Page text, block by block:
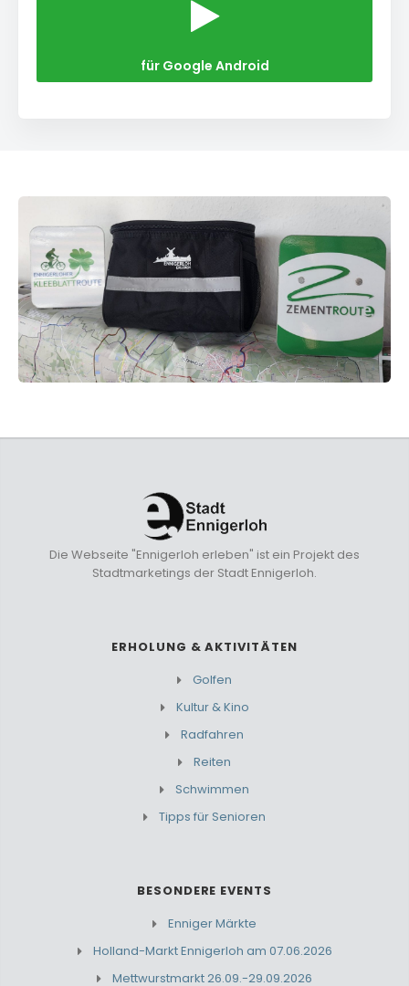
für Google Android
Die Webseite "Ennigerloh erleben" ist ein Projekt des
Stadtmarketings der Stadt Ennigerloh.
ERHOLUNG & AKTIVITÄTEN
Golfen
Kultur & Kino
Radfahren
Reiten
Schwimmen
Tipps für Senioren
BESONDERE EVENTS
Enniger Märkte
Holland-Markt Ennigerloh am 07.06.2026
Mettwurstmarkt 26.09.-29.09.2026